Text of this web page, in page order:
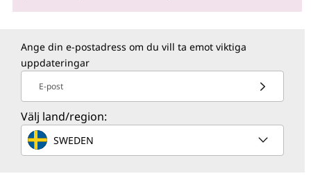
Ange din e-postadress om du vill ta emot viktiga
uppdateringar
E-post
Välj land/region:
SWEDEN